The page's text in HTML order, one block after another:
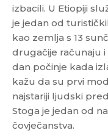
izbacili. U Etiopiji
je jedan od
kao zemlja s 13
drugačije računaju i
dan počinje kada
kažu da su prvi
najstariji ljudski
Stoga je jedan od
čovječanstva.